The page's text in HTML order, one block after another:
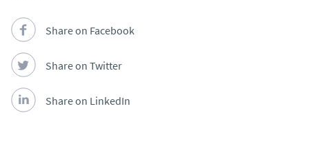
Share on Facebook
Share on Twitter
Share on LinkedIn